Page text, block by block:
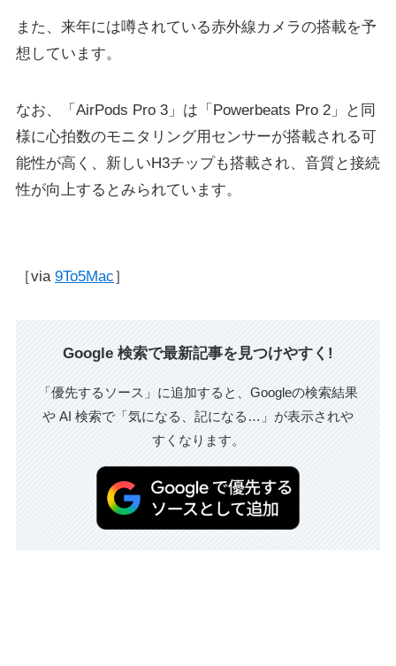
また、来年には噂されている赤外線カメラの搭載を予
想しています。
なお、「AirPods Pro 3」は「Powerbeats Pro 2」と同
様に心拍数のモニタリング用センサーが搭載される可
能性が高く、新しいH3チップも搭載され、音質と接続
性が向上するとみられています。
［via 9To5Mac］
Google 検索で最新記事を見つけやすく!
「優先するソース」に追加すると、Googleの検索結果
や AI 検索で「気になる、記になる…」が表示されや
すくなります。